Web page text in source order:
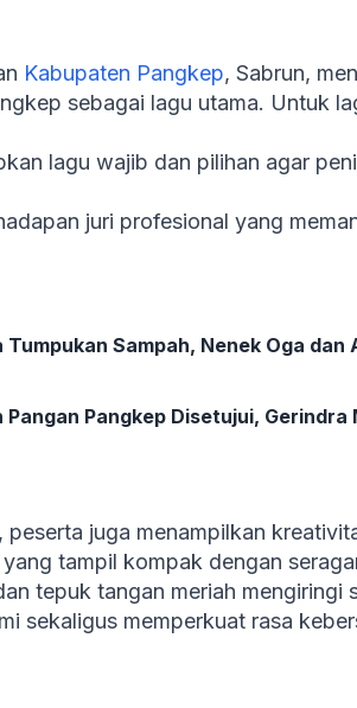
Kabupaten Pangkep, Sabrun,
sebagai lagu utama. Untuk
lagu wajib dan pilihan agar
juri profesional yang
Sampah, Nenek Oga dan
Pangan Pangkep Disetujui, Gerindra
juga menampilkan
tampil kompak dengan
tepuk tangan meriah mengiringi
sekaligus memperkuat rasa